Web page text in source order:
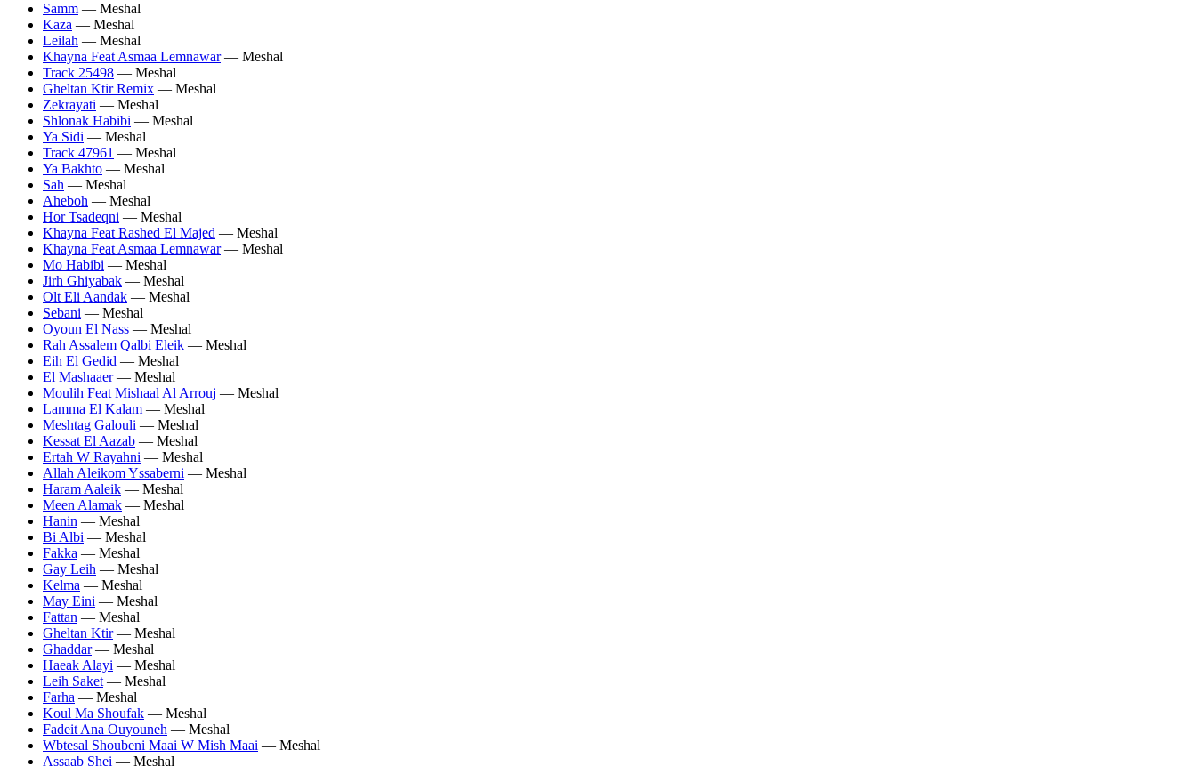
Samm — Meshal
Kaza — Meshal
Leilah — Meshal
Khayna Feat Asmaa Lemnawar— Meshal
Track 25498 — Meshal
Gheltan Ktir Remix — Meshal
Zekrayati — Meshal
Shlonak Habibi — Meshal
Ya Sidi — Meshal
Track 47961 — Meshal
Ya Bakhto — Meshal
Sah — Meshal
Aheboh — Meshal
Hor Tsadeqni — Meshal
Khayna Feat Rashed El Majed — Meshal
Khayna Feat Asmaa Lemnawar— Meshal
Mo Habibi — Meshal
Jirh Ghiyabak — Meshal
Olt Eli Aandak — Meshal
Sebani — Meshal
Oyoun El Nass — Meshal
Rah Assalem Qalbi Eleik — Meshal
Eih El Gedid — Meshal
El Mashaaer— Meshal
Moulih Feat Mishaal Al Arrouj — Meshal
Lamma El Kalam — Meshal
Meshtag Galouli — Meshal
Kessat El Aazab — Meshal
Ertah W Rayahni — Meshal
Allah Aleikom Yssaberni — Meshal
Haram Aaleik — Meshal
Meen Alamak — Meshal
Hanin — Meshal
Bi Albi — Meshal
Fakka — Meshal
Gay Leih — Meshal
Kelma — Meshal
May Eini — Meshal
Fattan — Meshal
Gheltan Ktir— Meshal
Ghaddar— Meshal
Haeak Alayi — Meshal
Leih Saket — Meshal
Farha — Meshal
Koul Ma Shoufak — Meshal
Fadeit Ana Ouyouneh — Meshal
Wbtesal Shoubeni Maai W Mish Maai — Meshal
Assaab Shei — Meshal